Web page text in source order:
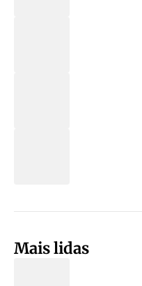
Mais lidas